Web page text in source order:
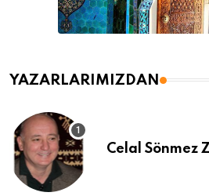
YAZARLARIMIZDAN
Celal Sönmez